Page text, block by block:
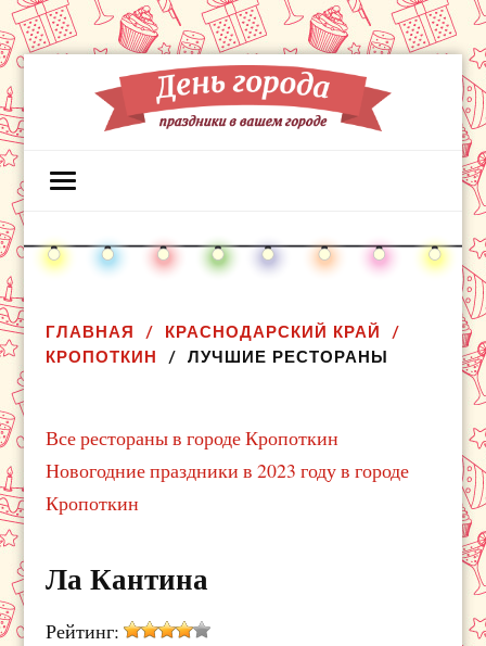
ГЛАВНАЯ
КРАСНОДАРСКИЙ КРАЙ
КРОПОТКИН
ЛУЧШИЕ РЕСТОРАНЫ
Все рестораны в городе Кропоткин
Новогодние праздники в 2023 году в городе
Кропоткин
Ла Кантина
Рейтинг: